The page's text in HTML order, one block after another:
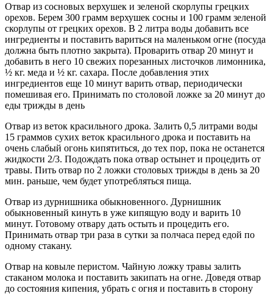
Отвар из сосновых верхушек и зеленой скорлупы грецких
орехов. Берем 300 грамм верхушек сосны и 100 грамм зеленой
скорлупы от грецких орехов. В 2 литра воды добавить все
ингредиенты и поставить вариться на маленьком огне (посуда
должна быть плотно закрыта). Проварить отвар 20 минут и
добавить в него 10 свежих порезанных листочков лимонника,
½ кг. меда и ½ кг. сахара. После добавления этих
ингредиентов еще 10 минут варить отвар, периодически
помешивая его. Принимать по столовой ложке за 20 минут до
еды трижды в день
Отвар из веток красильного дрока. Залить 0,5 литрами воды
15 граммов сухих веток красильного дрока и поставить на
очень слабый огонь кипятиться, до тех пор, пока не останется
жидкости 2/3. Подождать пока отвар остынет и процедить от
травы. Пить отвар по 2 ложки столовых трижды в день за 20
мин. раньше, чем будет употребляться пища.
Отвар из дурнишника обыкновенного. Дурнишник
обыкновенный кинуть в уже кипящую воду и варить 10
минут. Готовому отвару дать остыть и процедить его.
Принимать отвар три раза в сутки за полчаса перед едой по
одному стакану.
Отвар на ковыле перистом. Чайную ложку травы залить
стаканом молока и поставить закипать на огне. Доведя отвар
до состояния кипения, убрать с огня и поставить в сторону